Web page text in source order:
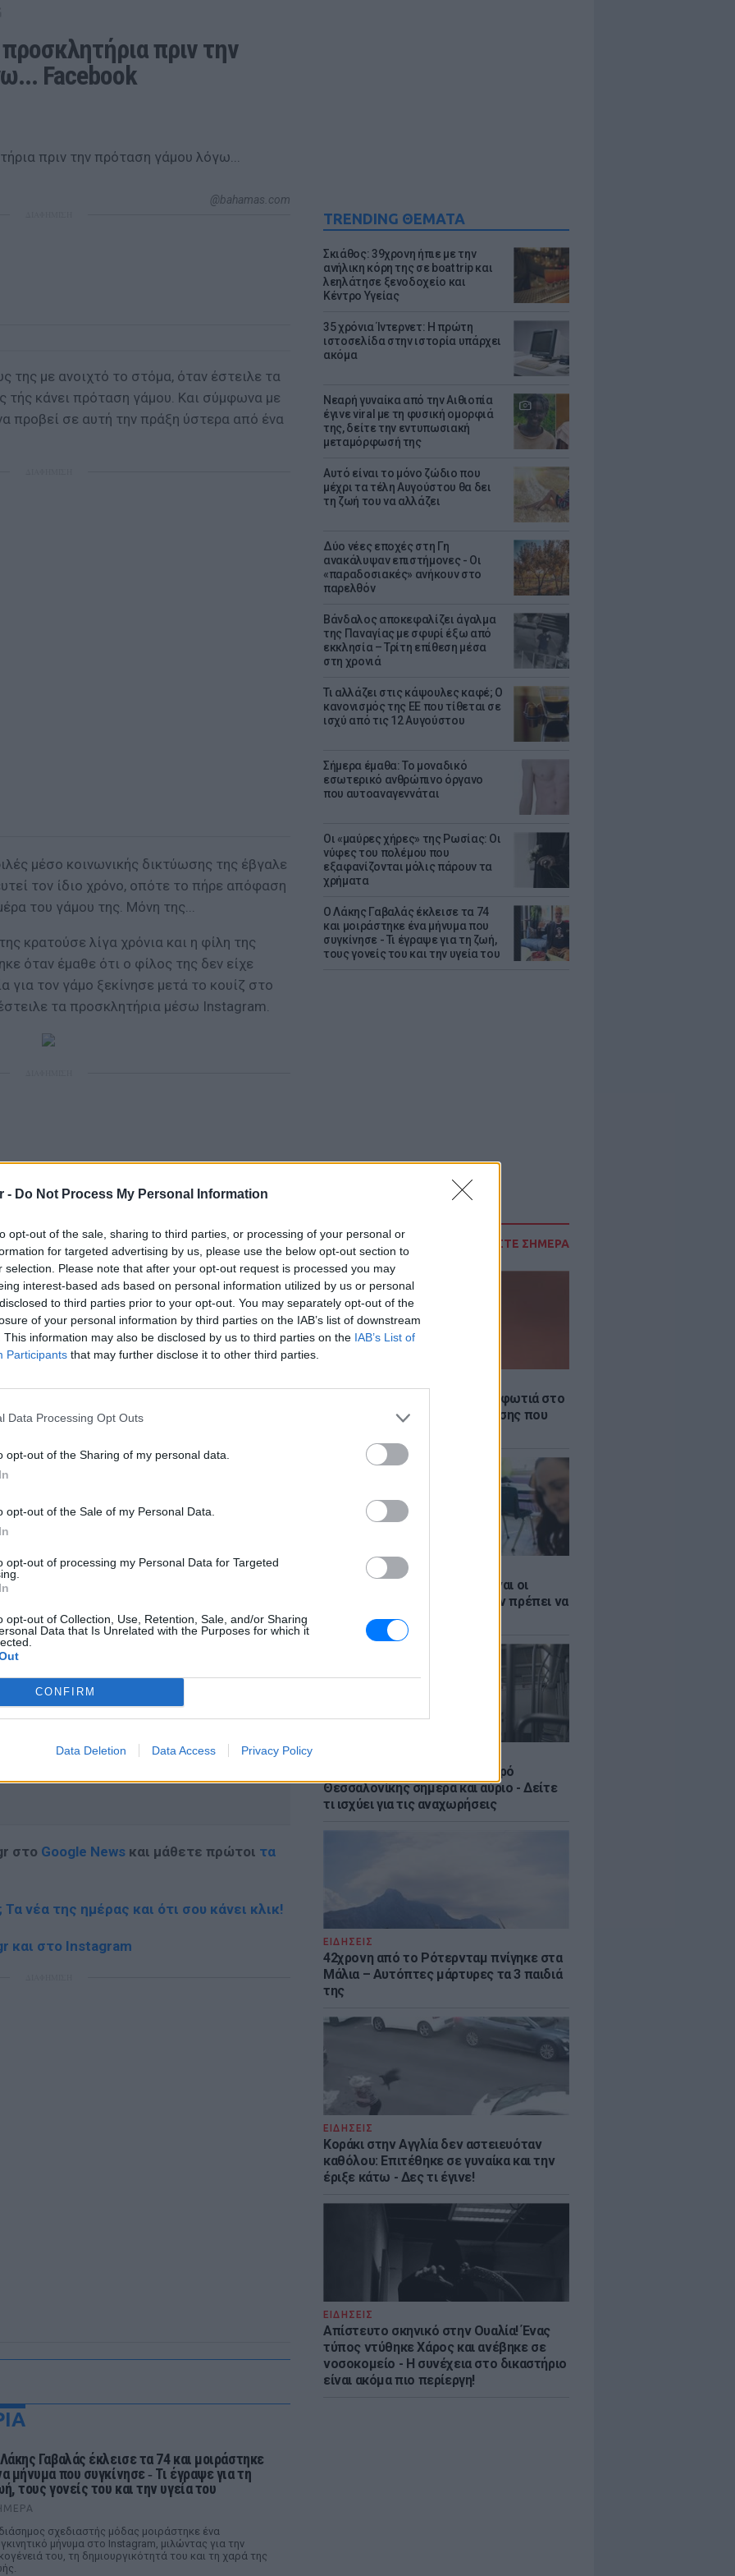
- Do Not Process My Personal Information
opt-out of the sale, sharing to third parties, or processing of your personal or
for targeted advertising by us, please use the below opt-out section to
selection. Please note that after your opt-out request is processed you may
interest-based ads based on personal information utilized by us or personal
to third parties prior to your opt-out. You may separately opt-out of the
of your personal information by third parties on the IAB’s list of downstream
This information may also be disclosed by us to third parties on the IAB’s List of
Participants that may further disclose it to other third parties.
Data Processing Opt Outs
opt-out of the Sharing of my personal data.
opt-out of the Sale of my Personal Data.
opt-out of processing my Personal Data for Targeted
opt-out of Collection, Use, Retention, Sale, and/or Sharing
Data that Is Unrelated with the Purposes for which it
CONFIRM
Data Deletion Data Access Privacy Policy
TRENDING ΘΕΜΑΤΑ
Σκιάθος: 39χρονη ήπιε με την
ανήλικη κόρη της σε boat trip και
λεηλάτησε ξενοδοχείο και
Κέντρο Υγείας
35 χρόνια Ίντερνετ: Η πρώτη
ιστοσελίδα στην ιστορία υπάρχει
ακόμα
Νεαρή γυναίκα από την Αιθιοπία
έγινε viral με τη φυσική ομορφιά
της, δείτε την εντυπωσιακή
μεταμόρφωσή της
Αυτό είναι το μόνο ζώδιο που
μέχρι τα τέλη Αυγούστου θα δει
τη ζωή του να αλλάζει
Δύο νέες εποχές στη Γη
ανακάλυψαν επιστήμονες - Oι
«παραδοσιακές» ανήκουν στο
παρελθόν
Βάνδαλος αποκεφαλίζει άγαλμα
της Παναγίας με σφυρί έξω από
εκκλησία – Τρίτη επίθεση μέσα
στη χρονιά
Τι αλλάζει στις κάψουλες καφέ; Ο
κανονισμός της ΕΕ που τίθεται σε
ισχύ από τις 12 Αυγούστου
Σήμερα έμαθα: Το μοναδικό
εσωτερικό ανθρώπινο όργανο
που αυτοαναγεννάται
Οι «μαύρες χήρες» της Ρωσίας: Οι
νύφες του πολέμου που
εξαφανίζονται μόλις πάρουν τα
χρήματα
Ο Λάκης Γαβαλάς έκλεισε τα 74
και μοιράστηκε ένα μήνυμα που
συγκίνησε - Τι έγραψε για τη ζωή,
τους γονείς του και την υγεία του
ΔΙΑΒΑΣΤΕ ΣΗΜΕΡΑ
Συγκλονιστικό βίντεο από τη φωτιά στο
Πόρτο Γερμενό: Η νύχτα κόλασης που
ΕΙΔΗΣΕΙΣ
Voucher ΕΣΠΑ 2026: Αυτές είναι οι
κρίσιμες ημερομηνίες που δεν πρέπει να
Αλλαγές στο ωράριο του Μετρό
Θεσσαλονίκης σήμερα και αύριο - Δείτε
τι ισχύει για τις αναχωρήσεις
ΕΙΔΗΣΕΙΣ
42χρονη από το Ρότερνταμ πνίγηκε στα
Μάλια – Αυτόπτες μάρτυρες τα 3 παιδιά
της
ΕΙΔΗΣΕΙΣ
Kοράκι στην Αγγλία δεν αστειευόταν
καθόλου: Επιτέθηκε σε γυναίκα και την
έριξε κάτω - Δες τι έγινε!
ΕΙΔΗΣΕΙΣ
Απίστευτο σκηνικό στην Ουαλία! Ένας
τύπος ντύθηκε Χάρος και ανέβηκε σε
νοσοκομείο - H συνέχεια στο δικαστήριο
είναι ακόμα πιο περίεργη!
πριν την
Facebook
@bahamas.com
της με ανοιχτό το στόμα, όταν έστειλε τα
τής κάνει πρόταση γάμου. Και σύμφωνα με
προβεί σε αυτή την πράξη ύστερα από ένα
μέσο κοινωνικής δικτύωσης της έβγαλε
τον ίδιο χρόνο, οπότε το πήρε απόφαση
του γάμου της. Μόνη της...
κρατούσε λίγα χρόνια και η φίλη της
όταν έμαθε ότι ο φίλος της δεν είχε
για τον γάμο ξεκίνησε μετά το κουίζ στο
τα προσκλητήρια μέσω Instagram.
στο Facebook, με αρκετές από τις
φυσιολογικό. Ένας έγραψε «Αρχίσαμε
6 μήνες πριν αρραβωνιαστούμε», ενώ
του γάμου πριν την πρόταση δεν είναι
συμφωνήσει σε αυτό. Αλλά το να
σου είναι λίγο παράξενο».
ΔΙΑΦΗΜΙΣΗ
στο Google News και μάθετε πρώτοι τα
νέα της ημέρας και ότι σου κάνει κλικ!
και στο Instagram
Γαβαλάς έκλεισε τα 74 και μοιράστηκε
μήνυμα που συγκίνησε ‑ Τι έγραψε για τη
τους γονείς του και την υγεία του
σχεδιαστής μόδας μοιράστηκε ένα
μήνυμα στο Instagram, μιλώντας για την
του, τη δημιουργικότητά του και τη χαρά της